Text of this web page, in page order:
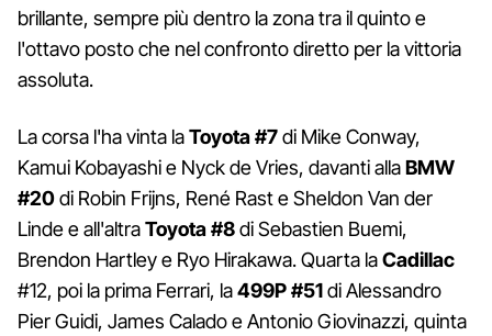
brillante, sempre più dentro la zona tra il quinto e
l'ottavo posto che nel confronto diretto per la vittoria
assoluta.
La corsa l'ha vinta laToyota #7di Mike Conway,
Kamui Kobayashi e Nyck de Vries, davanti allaBMW
#20di Robin Frijns, René Rast e Sheldon Van der
Linde e all'altraToyota #8di Sebastien Buemi,
Brendon Hartley e Ryo Hirakawa. Quarta laCadillac
#12, poi la prima Ferrari, la499P #51di Alessandro
Pier Guidi, James Calado e Antonio Giovinazzi, quinta